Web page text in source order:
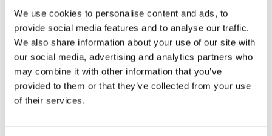
We use cookies to personalise content and ads, to
provide social media features and to analyse our traffic.
We also share information about your use of our site with
our social media, advertising and analytics partners who
may combine it with other information that you’ve
provided to them or that they’ve collected from your use
of their services.
Coordinatore, Walter Marossi, Consigliere
Franco D'Alfonso,Assessore al Commercio Comune di Milano
Giorgio Corno, Vice presidente Associazione nazionale distributori
stampa
, Channel manager in Mediaset Premium,
Università Cattolica
Andrea Aiello,Direttore Retail and Food
13.30 Conclusioni